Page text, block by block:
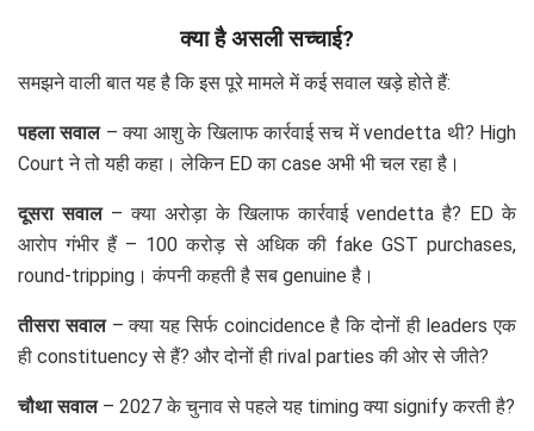
क्या है असली सच्चाई?
समझने वाली बात यह है कि इस पूरे मामले में कई सवाल खड़े होते हैं:
पहला सवाल– क्या आशु के खिलाफ कार्रवाई सच में vendetta थी? High
Court ने तो यही कहा। लेकिन ED का case अभी भी चल रहा है।
दूसरा सवाल– क्या अरोड़ा के खिलाफ कार्रवाई vendetta है? ED के
आरोप गंभीर हैं – 100 करोड़ से अधिक की fake GST purchases,
round-tripping। कंपनी कहती है सब genuine है।
तीसरा सवाल– क्या यह सिर्फ coincidence है कि दोनों ही leaders एक
ही constituency से हैं? और दोनों ही rival parties की ओर से जीते?
चौथा सवाल– 2027 के चुनाव से पहले यह timing क्या signify करती है?